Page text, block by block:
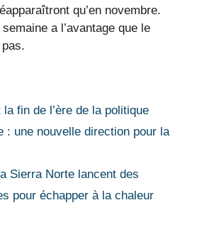
qu’en novembre.
a l’avantage que le
fin de l’ère de la politique
: une nouvelle direction pour la
Sierra Norte lancent des
pour échapper à la chaleur